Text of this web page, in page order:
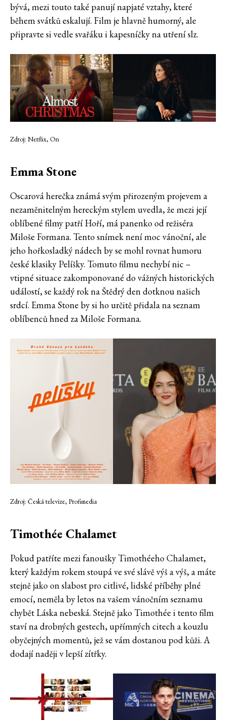
bývá, mezi touto také panují napjaté vztahy, které
během svátků eskalují. Film je hlavně humorný, ale
připravte si vedle svařáku i kapesníčky na utření slz.
Zdroj: Netflix, On
Emma Stone
Oscarová herečka známá svým přirozeným projevem a
nezaměnitelným hereckým stylem uvedla, že mezi její
oblíbené filmy patří Hoří, má panenko od režiséra
Miloše Formana. Tento snímek není moc vánoční, ale
jeho hořkosladký nádech by se mohl rovnat humoru
české klasiky Pelíšky. Tomuto filmu nechybí nic –
vtipné situace zakomponované do vážných historických
událostí, se každý rok na Štědrý den dotknou našich
srdcí. Emma Stone by si ho určitě přidala na seznam
oblíbenců hned za Miloše Formana.
Zdroj: Česká televize, Profimedia
Timothée Chalamet
Pokud patříte mezi fanoušky Timothéeho Chalamet,
který každým rokem stoupá ve své slávě výš a výš, a máte
stejně jako on slabost pro citlivé, lidské příběhy plné
emocí, neměla by letos na vašem vánočním seznamu
chybět Láska nebeská. Stejně jako Timothée i tento film
staví na drobných gestech, upřímných citech a kouzlu
obyčejných momentů, jež se vám dostanou pod kůži. A
dodají naději v lepší zítřky.